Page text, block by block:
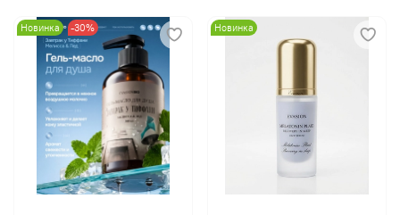
Новинка -30% Новинка